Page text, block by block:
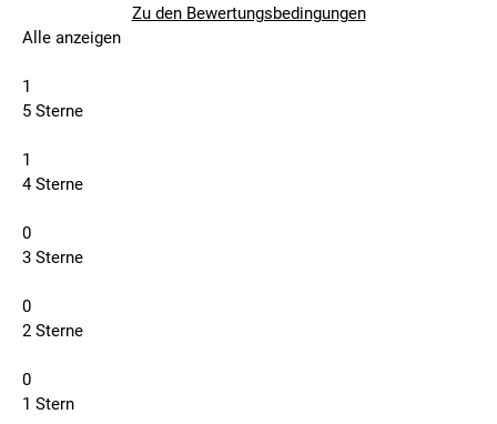
Zu den Bewertungsbedingungen
Alle anzeigen
1
5 Sterne
1
4 Sterne
0
3 Sterne
0
2 Sterne
0
1 Stern